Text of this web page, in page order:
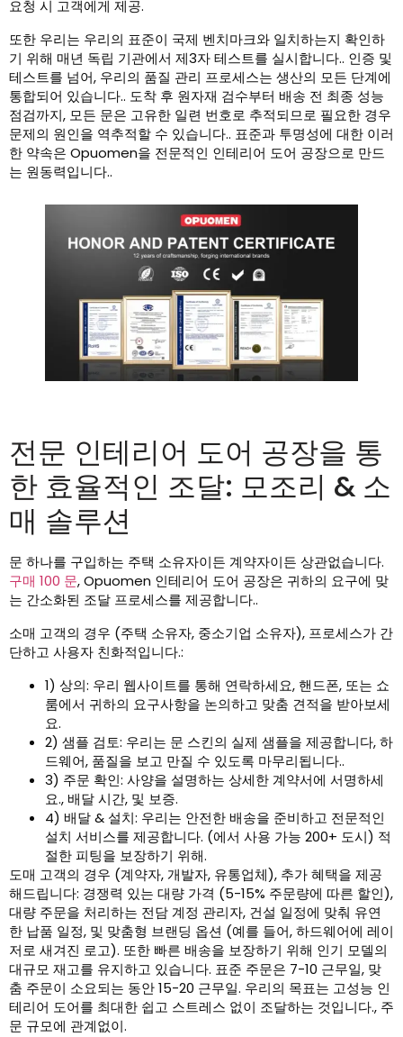
요청 시 고객에게 제공.
또한 우리는 우리의 표준이 국제 벤치마크와 일치하는지 확인하
기 위해 매년 독립 기관에서 제3자 테스트를 실시합니다.. 인증 및
테스트를 넘어, 우리의 품질 관리 프로세스는 생산의 모든 단계에
통합되어 있습니다.. 도착 후 원자재 검수부터 배송 전 최종 성능
점검까지, 모든 문은 고유한 일련 번호로 추적되므로 필요한 경우
문제의 원인을 역추적할 수 있습니다.. 표준과 투명성에 대한 이러
한 약속은 Opuomen을 전문적인 인테리어 도어 공장으로 만드
는 원동력입니다..
전문 인테리어 도어 공장을 통
한 효율적인 조달: 모조리 & 소
매 솔루션
문 하나를 구입하는 주택 소유자이든 계약자이든 상관없습니다.
구매 100 문, Opuomen 인테리어 도어 공장은 귀하의 요구에 맞
는 간소화된 조달 프로세스를 제공합니다..
소매 고객의 경우 (주택 소유자, 중소기업 소유자), 프로세스가 간
단하고 사용자 친화적입니다.:
1) 상의: 우리 웹사이트를 통해 연락하세요, 핸드폰, 또는 쇼
룸에서 귀하의 요구사항을 논의하고 맞춤 견적을 받아보세
요.
2) 샘플 검토: 우리는 문 스킨의 실제 샘플을 제공합니다, 하
드웨어, 품질을 보고 만질 수 있도록 마무리됩니다..
3) 주문 확인: 사양을 설명하는 상세한 계약서에 서명하세
요., 배달 시간, 및 보증.
4) 배달 & 설치: 우리는 안전한 배송을 준비하고 전문적인
설치 서비스를 제공합니다. (에서 사용 가능 200+ 도시) 적
절한 피팅을 보장하기 위해.
도매 고객의 경우 (계약자, 개발자, 유통업체), 추가 혜택을 제공
해드립니다: 경쟁력 있는 대량 가격 (5-15% 주문량에 따른 할인),
대량 주문을 처리하는 전담 계정 관리자, 건설 일정에 맞춰 유연
한 납품 일정, 및 맞춤형 브랜딩 옵션 (예를 들어, 하드웨어에 레이
저로 새겨진 로고). 또한 빠른 배송을 보장하기 위해 인기 모델의
대규모 재고를 유지하고 있습니다. 표준 주문은 7-10 근무일, 맞
춤 주문이 소요되는 동안 15-20 근무일. 우리의 목표는 고성능 인
테리어 도어를 최대한 쉽고 스트레스 없이 조달하는 것입니다., 주
문 규모에 관계없이.